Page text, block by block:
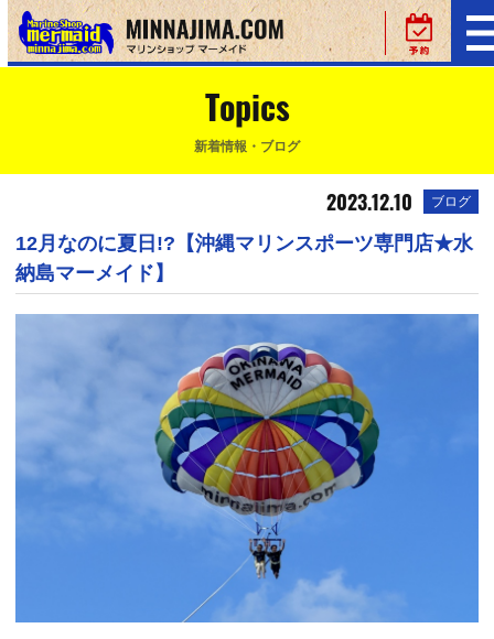
Topics
新着情報・ブログ
2023.12.10 ブログ
12月なのに夏日!?【沖縄マリンスポーツ専門店★水
納島マーメイド】